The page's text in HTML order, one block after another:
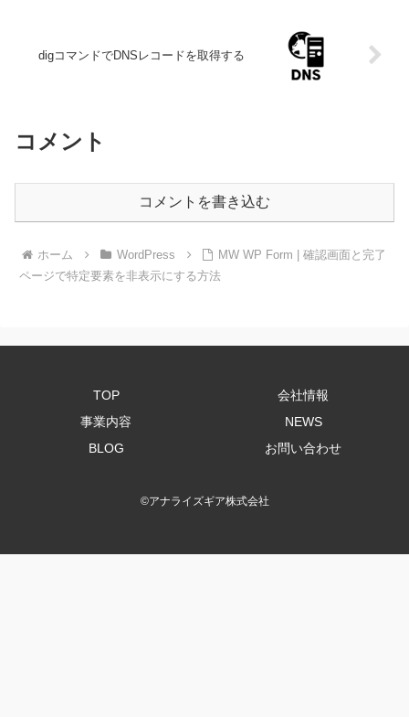
digコマンドでDNSレコードを取得する
コメント
コメントを書き込む
ホーム WordPress
MW WP Form | 確認画面と完了
ページで特定要素を非表示にする方法
TOP
会社情報
事業内容
NEWS
BLOG
お問い合わせ
©アナライズギア株式会社